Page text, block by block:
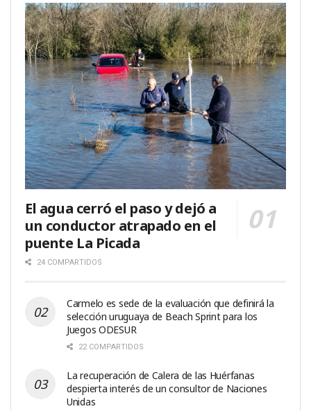
El agua cerró el paso y dejó a
un conductor atrapado en el
puente La Picada
24 COMPARTIDOS
Carmelo es sede de la evaluación que definirá la
selección uruguaya de Beach Sprint para los
Juegos ODESUR
22 COMPARTIDOS
La recuperación de Calera de las Huérfanas
despierta interés de un consultor de Naciones
Unidas